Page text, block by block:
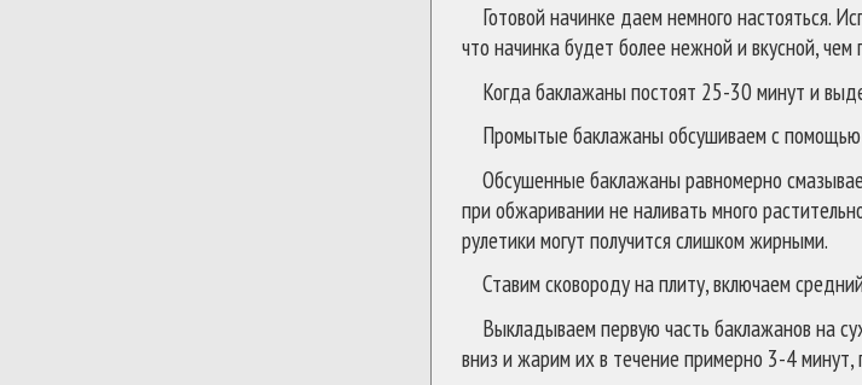
Готовой начинке даем немного настояться.
что начинка будет более нежной и вкусной, чем
Когда баклажаны постоят 25-30 минут и
Промытые баклажаны обсушиваем с
Обсушенные баклажаны равномерно
при обжаривании не наливать много
рулетики могут получится слишком жирными.
Ставим сковороду на плиту, включаем
Выкладываем первую часть баклажанов на
вниз и жарим их в течение примерно 3-4